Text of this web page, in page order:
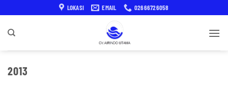
to
content
LOKASI EMAIL 02666726058
2013